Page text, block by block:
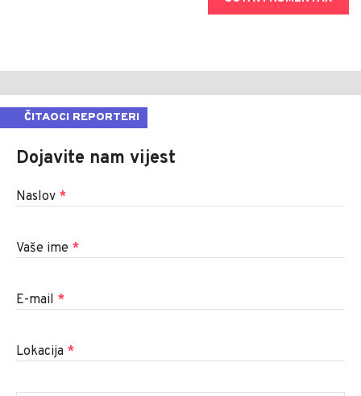
ČITAOCI REPORTERI
Dojavite nam vijest
Naslov *
Vaše ime *
E-mail *
Lokacija *